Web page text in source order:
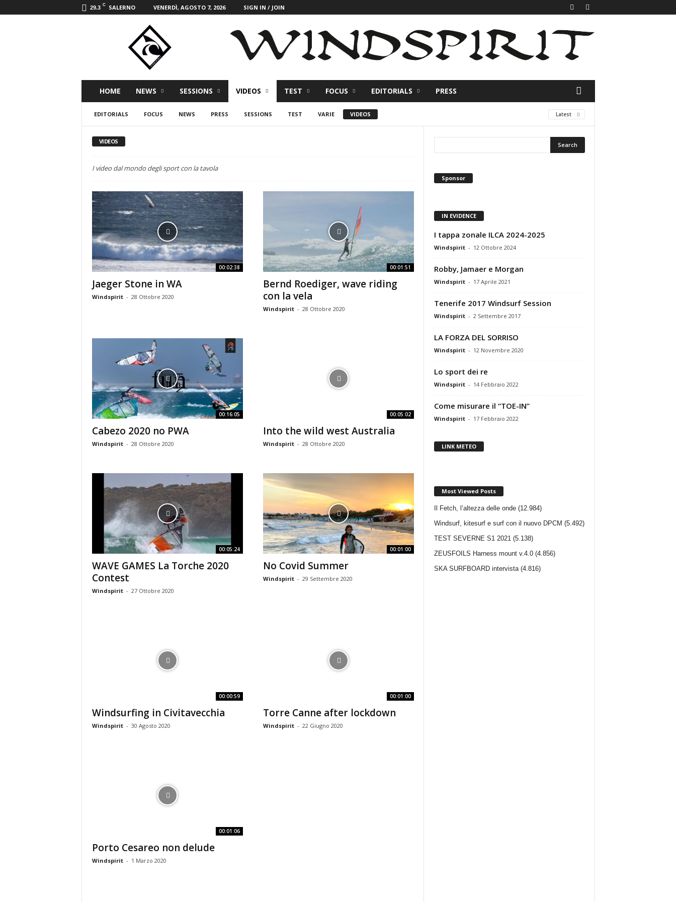
29.3 C SALERNO VENERDÌ, AGOSTO 7, 2026 SIGN IN / JOIN
HOME NEWS SESSIONS VIDEOS TEST FOCUS EDITORIALS PRESS
EDITORIALS FOCUS NEWS PRESS SESSIONS TEST VARIE VIDEOS Latest
VIDEOS
I video dal mondo degli sport con la tavola
00:02:38
Jaeger Stone in WA
Windspirit - 28 Ottobre 2020
00:01:51
Bernd Roediger, wave riding
con la vela
Windspirit - 28 Ottobre 2020
00:16:05
Cabezo 2020 no PWA
Windspirit - 28 Ottobre 2020
00:05:02
Into the wild west Australia
Windspirit - 28 Ottobre 2020
00:05:24
WAVE GAMES La Torche 2020
Contest
Windspirit - 27 Ottobre 2020
00:01:00
No Covid Summer
Windspirit - 29 Settembre 2020
00:00:59
Windsurfing in Civitavecchia
Windspirit - 30 Agosto 2020
00:01:00
Torre Canne after lockdown
Windspirit - 22 Giugno 2020
00:01:06
Porto Cesareo non delude
Windspirit - 1 Marzo 2020
Sponsor
IN EVIDENCE
I tappa zonale ILCA 2024-2025
Windspirit - 12 Ottobre 2024
Robby, Jamaer e Morgan
Windspirit - 17 Aprile 2021
Tenerife 2017 Windsurf Session
Windspirit - 2 Settembre 2017
LA FORZA DEL SORRISO
Windspirit - 12 Novembre 2020
Lo sport dei re
Windspirit - 14 Febbraio 2022
Come misurare il “TOE-IN”
Windspirit - 17 Febbraio 2022
LINK METEO
Most Viewed Posts
Il Fetch, l’altezza delle onde (12.984)
Windsurf, kitesurf e surf con il nuovo DPCM (5.492)
TEST SEVERNE S1 2021 (5.138)
ZEUSFOILS Harness mount v.4.0 (4.856)
SKA SURFBOARD intervista (4.816)